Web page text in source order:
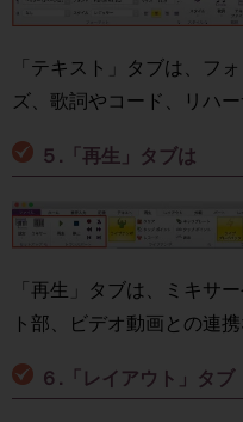
「テキスト」タブは、フ
ズ、歌詞やコード、リハー
５.「再生」タブは
「再生」タブは、ミキサ
ト部、ビデオ動画との連携
６.「レイアウト」タブ